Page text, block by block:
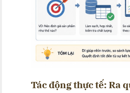
Tác động thực tế: Ra